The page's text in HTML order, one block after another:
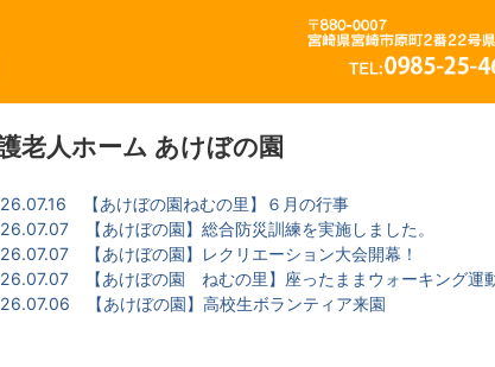
老人ホーム あけぼの園
【あけぼの園ねむの里】６月の行事
【あけぼの園】総合防災訓練を実施しました。
【あけぼの園】レクリエーション大会開幕！
【あけぼの園 ねむの里】座ったままウォーキング運
【あけぼの園】高校生ボランティア来園